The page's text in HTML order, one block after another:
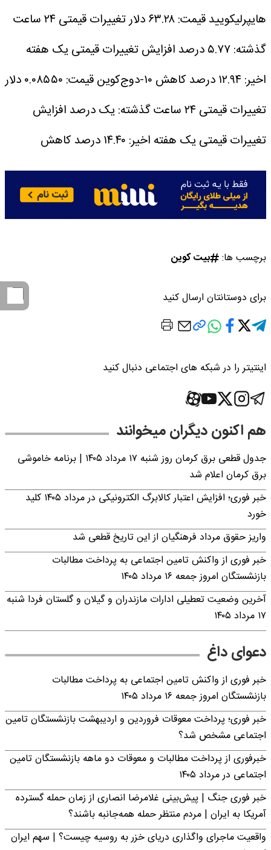
هایپرلیکوییدقیمت: ۶۳.۲۸ دلار
تغییرات قیمتی ۲۴ ساعت
گذشته: ۵.۷۷ درصد افزایش
تغییرات قیمتی یک هفته
اخیر: ۱۲.۹۴ درصد کاهش
۱۰-دوج‌کوین
قیمت: ۰.۰۸۵۵۰ دلار
تغییرات قیمتی ۲۴ ساعت گذشته: یک درصد افزایش
تغییرات قیمتی یک هفته اخیر: ۱۴.۴۰ درصد کاهش
برچسب ها: بیت کوین
برای دوستانتان ارسال کنید
اینتیتر را در شبکه های اجتماعی دنبال کنید
هم اکنون دیگران میخوانند
جدول قطعی برق کرمان روز شنبه ۱۷ مرداد ۱۴۰۵ | برنامه خاموشی
برق کرمان اعلام شد
خبر فوری؛ افزایش اعتبار کالابرگ الکترونیکی در مرداد ۱۴۰۵ کلید
خورد
واریز حقوق مرداد فرهنگیان از این تاریخ قطعی شد
خبر فوری از واکنش تامین اجتماعی به پرداخت مطالبات
بازنشستگان امروز جمعه ۱۶ مرداد ۱۴۰۵
آخرین وضعیت تعطیلی ادارات مازندران و گیلان و گلستان فردا شنبه
۱۷ مرداد ۱۴۰۵
دعوای داغ
خبر فوری از واکنش تامین اجتماعی به پرداخت مطالبات
بازنشستگان امروز جمعه ۱۶ مرداد ۱۴۰۵
خبر فوری؛ پرداخت معوقات فروردین و اردیبهشت بازنشستگان تامین
اجتماعی مشخص شد؟
خبرفوری از پرداخت مطالبات و معوقات دو ماهه بازنشستگان تامین
اجتماعی در مرداد ۱۴۰۵
خبر فوری جنگ | پیش‌بینی غلامرضا انصاری از زمان حمله گسترده
آمریکا به ایران | مردم منتظر حمله همه‌جانبه باشند؟
واقعیت ماجرای واگذاری دریای خزر به روسیه چیست؟ | سهم ایران